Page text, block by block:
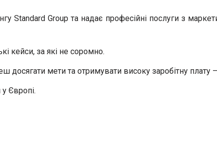
Standard Group та надає професійні послуги з
кейси, за які не соромно.
мети та отримувати високу заробітну плату
Європі.